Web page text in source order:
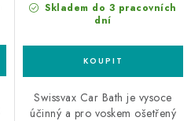
Skladem do 3 pracovních
dní
Swissvax Car Bath je vysoce
účinný a pro voskem ošetřený